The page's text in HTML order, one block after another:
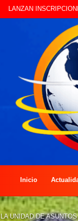
CLORINDA
Inicio
LA UNIDAD DE